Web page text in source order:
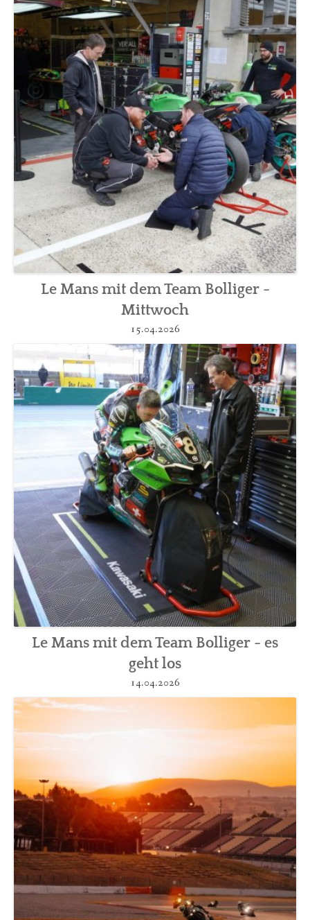
BLOG
SOCIAL
VIDEO
TOUR
Le Mans mit dem Team Bolliger -
Mittwoch
15.04.2026
Le Mans mit dem Team Bolliger - es
geht los
14.04.2026